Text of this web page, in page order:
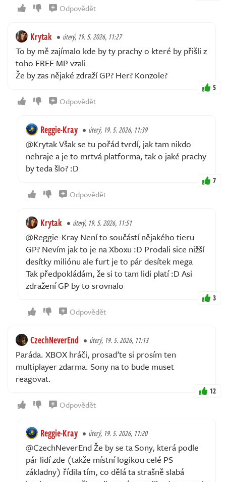
Odpovědět
Krytak úterý, 19. 5. 2026, 11:27
To by mě zajímalo kde by ty prachy o které by přišli z
toho FREE MP vzali
Že by zas nějaké zdraží GP? Her? Konzole?
5
Odpovědět
Reggie-Kray úterý, 19. 5. 2026, 11:39
@Krytak Však se tu pořád tvrdí, jak tam nikdo
nehraje a je to mrtvá platforma, tak o jaké prachy
by teda šlo? :D
7
Odpovědět
Krytak úterý, 19. 5. 2026, 11:51
@Reggie-Kray Není to součástí nějakého tieru
GP? Nevím jak to je na Xboxu :D Prodali sice nižší
desítky miliónu ale furt je to pár desítek mega
Tak předpokládám, že si to tam lidi platí :D Asi
zdražení GP by to srovnalo
3
Odpovědět
CzechNeverEnd úterý, 19. 5. 2026, 11:13
Paráda. XBOX hráči, prosaďte si prosím ten
multiplayer zdarma. Sony na to bude muset
reagovat.
12
Odpovědět
Reggie-Kray úterý, 19. 5. 2026, 11:20
@CzechNeverEnd Že by se ta Sony, která podle
pár lidí zde (takže místní logikou celé PS
základny) řídila tím, co dělá ta strašně slabá